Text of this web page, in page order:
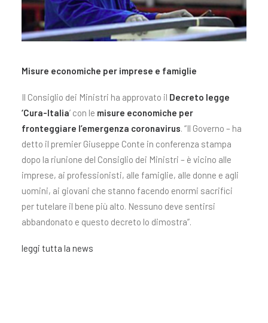
Misure economiche per imprese e famiglie
Il Consiglio dei Ministri ha approvato il Decreto legge
‘Cura-Italia’ con le misure economiche per
fronteggiare l’emergenza coronavirus. “Il Governo – ha
detto il premier Giuseppe Conte in conferenza stampa
dopo la riunione del Consiglio dei Ministri – è vicino alle
imprese, ai professionisti, alle famiglie, alle donne e agli
uomini, ai giovani che stanno facendo enormi sacrifici
per tutelare il bene più alto. Nessuno deve sentirsi
abbandonato e questo decreto lo dimostra”.
leggi tutta la news